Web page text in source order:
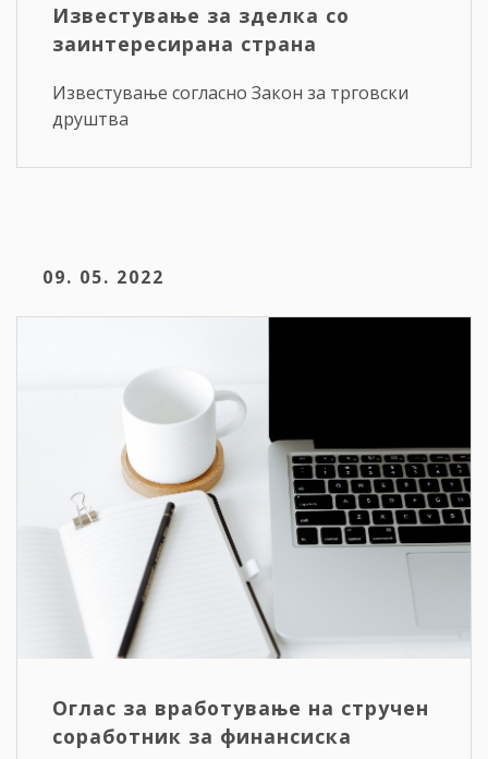
Известување за зделка со
заинтересирана страна
Известување согласно Закон за трговски
друштва
09. 05. 2022
Оглас за вработување на стручен
соработник за финансиска